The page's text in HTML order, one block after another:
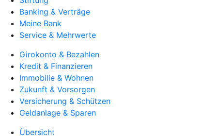
Banking & Verträge
Meine Bank
Service & Mehrwerte
Girokonto & Bezahlen
Kredit & Finanzieren
Immobilie & Wohnen
Zukunft & Vorsorgen
Versicherung & Schützen
Geldanlage & Sparen
Übersicht